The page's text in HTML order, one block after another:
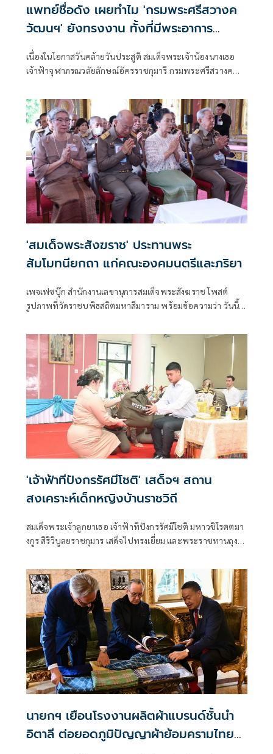
แพทย์ชื่อดัง เผยทำไม 'กรมพระศรีสวางค
วัฒนฯ' ยังทรงงาน ทั้งที่มีพระอาการ
ประชวร
เนื่องในโอกาสวันคล้ายวันประสูติ สมเด็จพระเจ้าน้องนางเธอ
เจ้าฟ้าจุฬาภรณวลัยลักษณ์อัครราชกุมารี กรมพระศรีสวางค
กรกฎาคม 2568
'สมเด็จพระสังฆราช' ประทานพระ
สัมโมทนียกถา แก่คณะองคมนตรีและภริยา
เพจเฟซบุ๊ก สำนักงานเลขานุการสมเด็จพระสังฆราช โพสต์
รูปภาพที่วัดราชบพิธสถิตมหาสีมาราม พร้อมข้อความว่า วันนี้
สมเด็จพระสังฆราช
'เจ้าฟ้าทีปังกรรัศมีโชติ' เสด็จฯ สถาน
สงเคราะห์เด็กหญิงบ้านราชวิถี
สมเด็จพระเจ้าลูกยาเธอ เจ้าฟ้าทีปังกรรัศมีโชติ มหาวชิโรตตมา
งกูร สิริวิบูลยราชกุมาร เสด็จไปทรงเยี่ยม และพระราชทานถุง
เยาวชน รวมทั้งเจ้าหน้าที่ จำนวนรวม 355 คน
นายกฯ เยือนโรงงานผลิตผ้าแบรนด์ชั้นนำ
อิตาลี ต่อยอดภูมิปัญญาผ้าย้อมครามไทยสู่